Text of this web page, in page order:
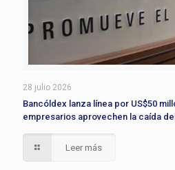
28 julio 2026
Bancóldex lanza línea por US$50
empresarios aprovechen la caída
Leer más